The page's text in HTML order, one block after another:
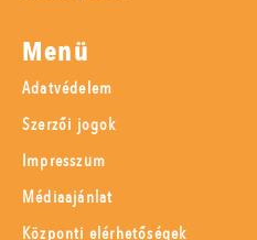
Menü
Adatvédelem
Szerzői jogok
Impresszum
Médiaajánlat
Központi elérhetőségek